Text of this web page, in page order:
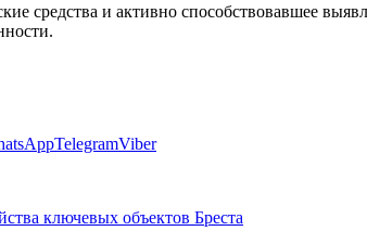
средства и активно способствовавшее
TelegramViber
ключевых объектов Бреста